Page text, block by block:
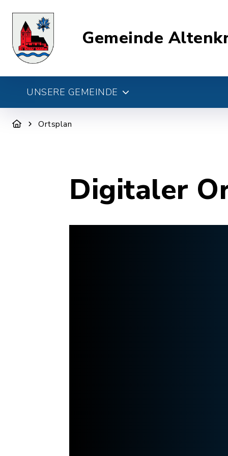
Gemeinde
UNSERE GEMEINDE
Ortsplan
Digitaler